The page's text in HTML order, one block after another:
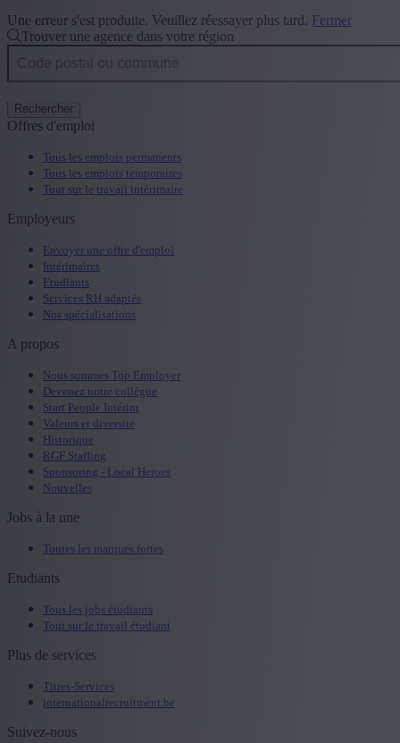
Une erreur s'est produite. Veuillez réessayer plus tard. Fermer
Trouver une agence dans votre région
Rechercher
Offres d'emploi
Tous les emplois permanents
Tous les emplois temporaires
Tout sur le travail intérimaire
Employeurs
Envoyer une offre d'emploi
Intérimaires
Etudiants
Services RH adaptés
Nos spécialisations
A propos
Nous sommes Top Employer
Devenez notre collègue
Start People Intérim
Valeurs et diversité
Historique
RGF Staffing
Sponsoring - Local Heroes
Nouvelles
Jobs à la une
Toutes les marques fortes
Etudiants
Tous les jobs étudiants
Tout sur le travail étudiant
Plus de services
Titres-Services
internationalrecruitment.be
Suivez-nous